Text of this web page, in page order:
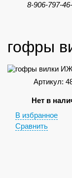
8-906-797-
гофры
Артикул:
Нет в
В избранное
Сравнить